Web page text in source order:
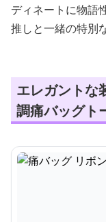
ディネートに物語
推しと一緒の特別
エレガントな
調痛バッグト